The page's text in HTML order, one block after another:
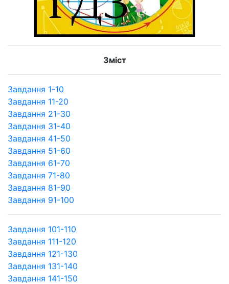
Зміст
Завдання 1-10
Завдання 11-20
Завдання 21-30
Завдання 31-40
Завдання 41-50
Завдання 51-60
Завдання 61-70
Завдання 71-80
Завдання 81-90
Завдання 91-100
Завдання 101-110
Завдання 111-120
Завдання 121-130
Завдання 131-140
Завдання 141-150